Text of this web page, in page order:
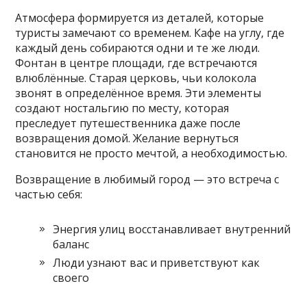
Атмосфера формируется из деталей‚ которые
туристы замечают со временем. Кафе на углу‚ где
каждый день собираются одни и те же люди.
Фонтан в центре площади‚ где встречаются
влюблённые. Старая церковь‚ чьи колокола
звонят в определённое время. Эти элементы
создают ностальгию по месту‚ которая
преследует путешественника даже после
возвращения домой. Желание вернуться
становится не просто мечтой‚ а необходимостью.
Возвращение в любимый город — это встреча с
частью себя:
Энергия улиц восстанавливает внутренний
баланс
Люди узнают вас и приветствуют как
своего